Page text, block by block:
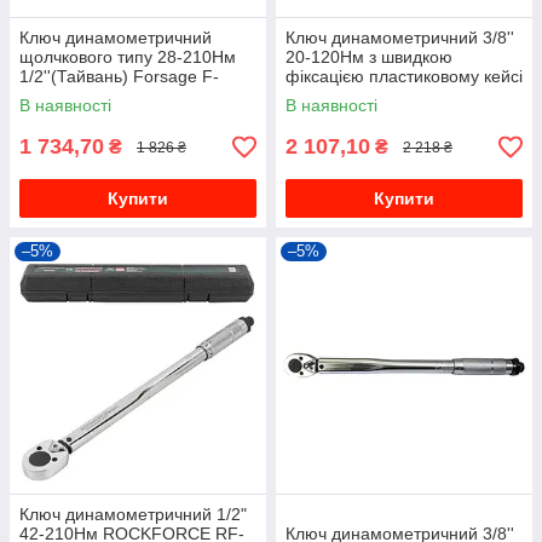
Ключ динамометричний
щолчкового типу 28-210Нм
1/2''(Тайвань) Forsage F-
6474470T
В наявності
1 734,70 ₴ 1 826 ₴
Купити
Ключ динамометричний 3/8''
20-120Нм з швидкою
фіксацією пластиковому кейсі
Forsage F-6473390
В наявності
2 107,10 ₴ 2 218 ₴
Купити
–5%
Ключ динамометричний 1/2"
42-210Нм ROCKFORCE RF-
–5%
Ключ динамометричний 3/8''